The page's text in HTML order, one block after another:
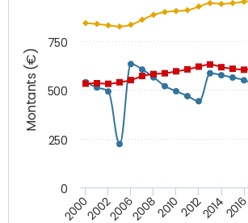
Montants (€)
20002002200620082010201220142016
0
250
500
750